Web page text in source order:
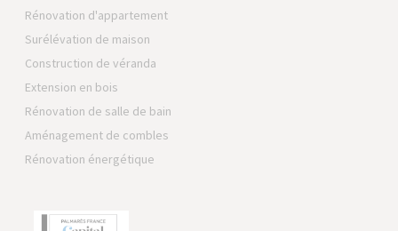
Rénovation d'appartement
Surélévation de maison
Construction de véranda
Extension en bois
Rénovation de salle de bain
Aménagement de combles
Rénovation énergétique